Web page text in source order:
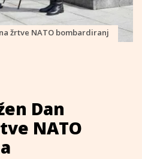
žrtve NATO bombardiranj
Dan
NATO